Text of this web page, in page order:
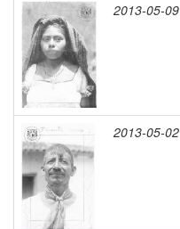
2013-05-09
2013-05-02